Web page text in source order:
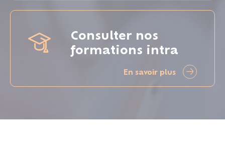
Consulter nos
formations intra
En savoir plus